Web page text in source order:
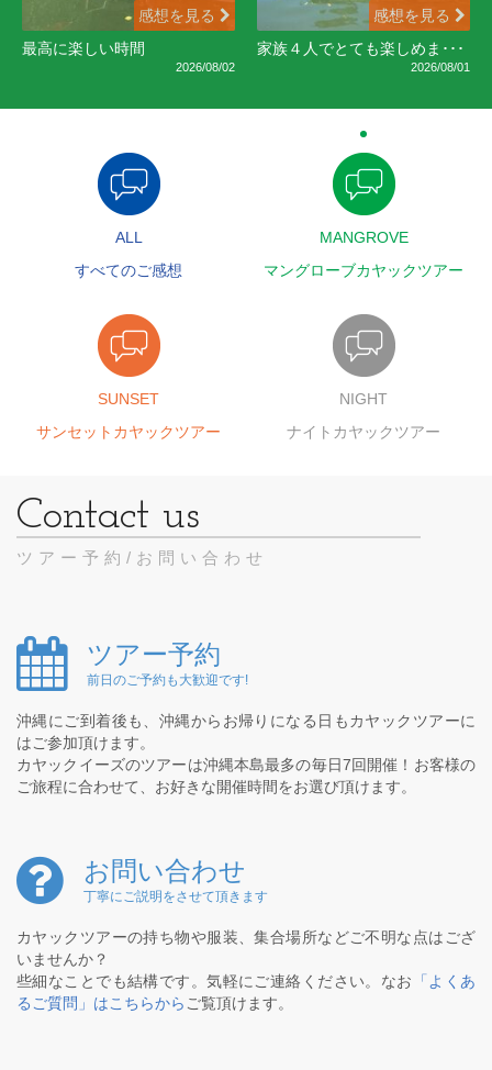
感想を見る
最高に楽しい時間
2026/08/02
感想を見る
家族４人でとても楽しめま･･･
2026/08/01
ALL
すべてのご感想
MANGROVE
マングローブカヤックツアー
SUNSET
サンセットカヤックツアー
NIGHT
ナイトカヤックツアー
ツアー予約/お問い合わせ
ツアー予約
前日のご予約も大歓迎です!
沖縄にご到着後も、沖縄からお帰りになる日もカヤックツアーに
はご参加頂けます。
カヤックイーズのツアーは沖縄本島最多の毎日7回開催！お客様の
ご旅程に合わせて、お好きな開催時間をお選び頂けます。
お問い合わせ
丁寧にご説明をさせて頂きます
カヤックツアーの持ち物や服装、集合場所などご不明な点はござ
いませんか？
些細なことでも結構です。気軽にご連絡ください。なお
「よくあ
るご質問」はこちらから ご覧頂けます。